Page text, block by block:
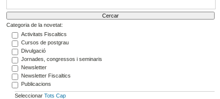
Categoria de la novetat:
Activitats Fiscaltics
Cursos de postgrau
Divulgació
Jornades, congressos i seminaris
Newsletter
Newsletter Fiscaltics
Publicacions
Seleccionar Tots Cap